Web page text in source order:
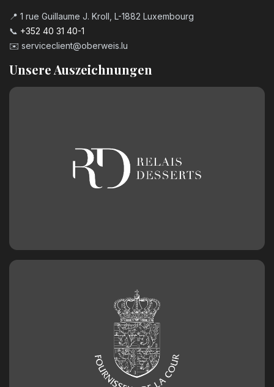
📍 1 rue Guillaume J. Kroll, L-1882 Luxembourg
📞 +352 40 31 40-1
✉️ serviceclient@oberweis.lu
Unsere Auszeichnungen